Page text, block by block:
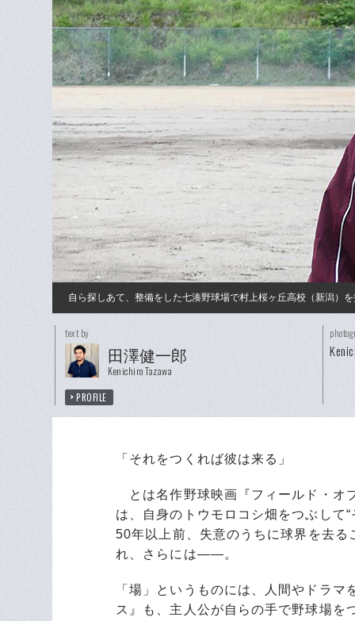
自ら探しあて、整備をした七湊野球場で村上桜ヶ丘高校（新潟）
text by
田澤健一郎
Kenichiro Tazawa
PROFILE
「それをつくれば彼は来る」
とは名作野球映画『フィールド・オ
は、自身のトウモロコシ畑をつぶして
50年以上前、失意のうちに球界を去
れ、さらには――。
「場」というものには、人間やドラ
ス』も、主人公が自らの手で野球場を